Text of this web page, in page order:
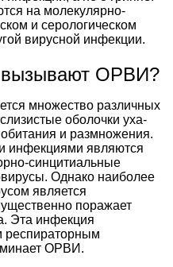
на молекулярно-
и серологическом
вирусной инфекции.
вызывают ОРВИ?
множество различных
оболочки уха-
и размножения.
инфекциями являются
синцитиальные
Однако наиболее
является
поражает
Эта инфекция
респираторным
ОРВИ.